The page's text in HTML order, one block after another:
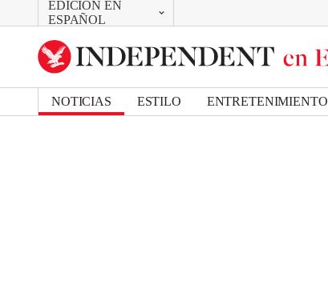
EDICIÓN EN
ESPAÑOL
CAMBIAR
UK Edition
US Edition
NOTICIAS ESTILO ENTRETENIMIENTO
Bookmark popover
Removed from bookmarks
Close popover